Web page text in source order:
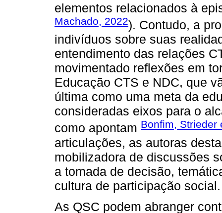
elementos relacionados à
Machado, 2022). Contudo, a
indivíduos sobre suas
entendimento das relações
movimentado reflexões em
Educação CTS e NDC, que
última como uma meta da
consideradas eixos para o
como apontam Bonfim, Strieder
articulações, as autoras
mobilizadora de discussões
a tomada de decisão,
cultura de participação social.
As QSC podem abranger